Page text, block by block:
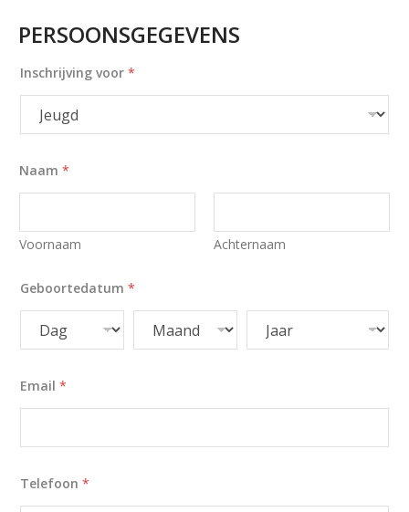
PERSOONSGEGEVENS
Inschrijving voor *
Naam *
Voornaam Achternaam
Geboortedatum *
Email *
Telefoon *